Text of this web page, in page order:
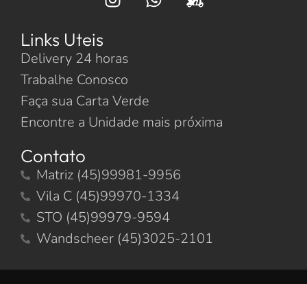
Links Uteis
Delivery 24 horas
Trabalhe Conosco
Faça sua Carta Verde
Encontre a Unidade mais próxima
Contato
Matriz (45)99981-9956
Vila C (45)99970-1334
STO (45)99979-9594
Wandscheer (45)3025-2101